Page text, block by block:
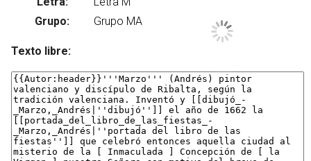
Grupo:
Texto libre: